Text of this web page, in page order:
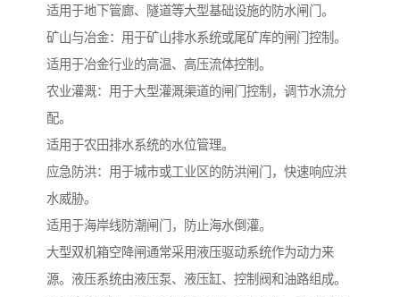
适用于地下管廊、隧道等大型基础设施的防水闸门。
矿山与冶金：用于矿山排水系统或尾矿库的闸门控制。
适用于冶金行业的高温、高压流体控制。
农业灌溉：用于大型灌溉渠道的闸门控制，调节水流分
配。
适用于农田排水系统的水位管理。
应急防洪：用于城市或工业区的防洪闸门，快速响应洪
水威胁。
适用于海岸线防潮闸门，防止海水倒灌。
大型双机箱空降闸通常采用液压驱动系统作为动力来
源。液压系统由液压泵、液压缸、控制阀和油路组成。